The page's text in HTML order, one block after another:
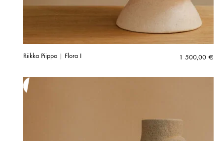
Riikka Piippo | Flora I 1 500,00 €